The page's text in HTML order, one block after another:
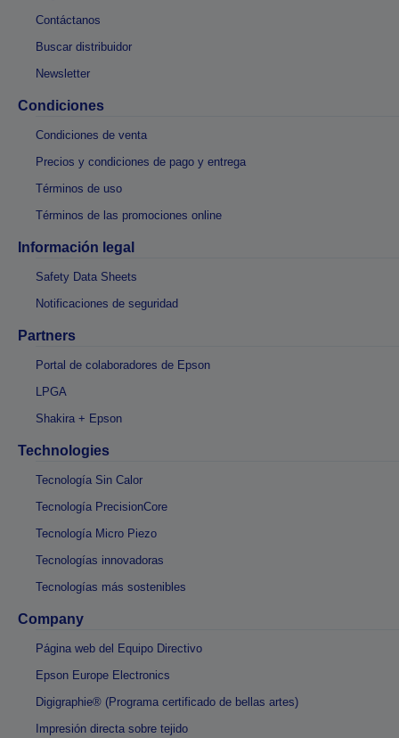
Contáctanos
Buscar distribuidor
Newsletter
Condiciones
Condiciones de venta
Precios y condiciones de pago y entrega
Términos de uso
Términos de las promociones online
Información legal
Safety Data Sheets
Notificaciones de seguridad
Partners
Portal de colaboradores de Epson
LPGA
Shakira + Epson
Technologies
Tecnología Sin Calor
Tecnología PrecisionCore
Tecnología Micro Piezo
Tecnologías innovadoras
Tecnologías más sostenibles
Company
Página web del Equipo Directivo
Epson Europe Electronics
Digigraphie® (Programa certificado de bellas artes)
Impresión directa sobre tejido